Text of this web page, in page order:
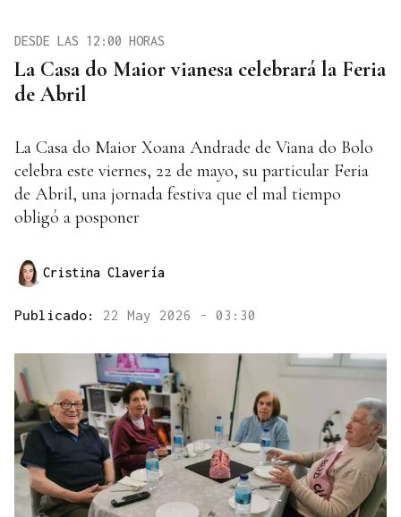
La Casa do Maior vianesa celebrará la Feria
de Abril
DESDE LAS 12:00 HORAS
La Casa do Maior Xoana Andrade de Viana do Bolo
celebra este viernes, 22 de mayo, su particular Feria
de Abril, una jornada festiva que el mal tiempo
obligó a posponer
Cristina Clavería
Publicado: 22 May 2026 - 03:30